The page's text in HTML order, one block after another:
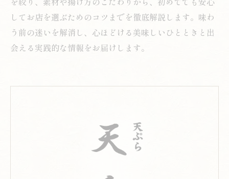
してお店を選ぶためのコツまでを徹底解説します。味わ
う前の迷いを解消し、心ほどける美味しいひとときと出
会える実践的な情報をお届けします。